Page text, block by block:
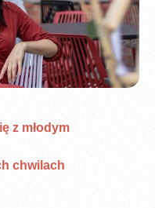
z młodym
chwilach